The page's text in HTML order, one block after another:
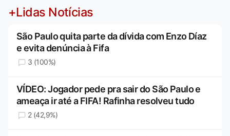
+Lidas Notícias
São Paulo quita parte da dívida com Enzo Díaz
e evita denúncia à Fifa
3 (100%)
VÍDEO: Jogador pede pra sair do São Paulo e
ameaça ir até a FIFA! Rafinha resolveu tudo
2 (42,9%)